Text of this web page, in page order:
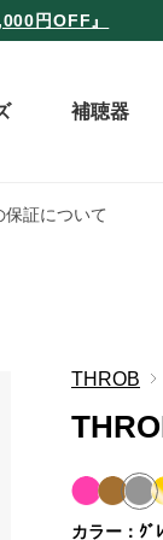
円OFF』
補聴器
証について
THROB
カラー：ｸﾞ